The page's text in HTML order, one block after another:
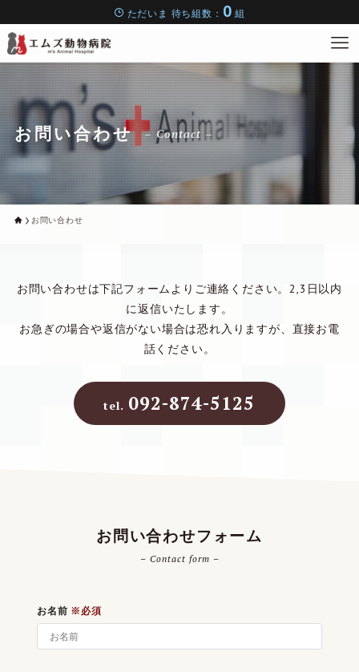
お問い合わせ – Contact –
お問い合わせ
お問い合わせは下記フォームよりご連絡ください。2,3日以内
に返信いたします。
お急ぎの場合や返信がない場合は恐れ入りますが、直接お電
話ください。
tel. 092-874-5125
お問い合わせフォーム
– Contact form –
お名前 ※必須
ただいま 待ち組数： 0 組